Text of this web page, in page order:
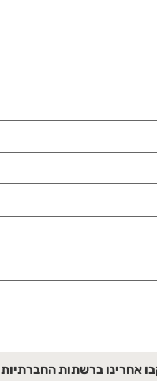
אחרינו ברשתות החברתיות